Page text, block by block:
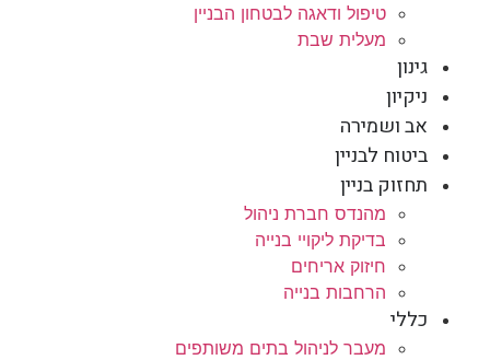
טיפול ודאגה לבטחון הבניין
מעלית שבת
גינון
ניקיון
אב ושמירה
ביטוח לבניין
תחזוק בניין
מהנדס חברת ניהול
בדיקת ליקויי בנייה
חיזוק אריחים
הרחבות בנייה
כללי
מעבר לניהול בתים משותפים